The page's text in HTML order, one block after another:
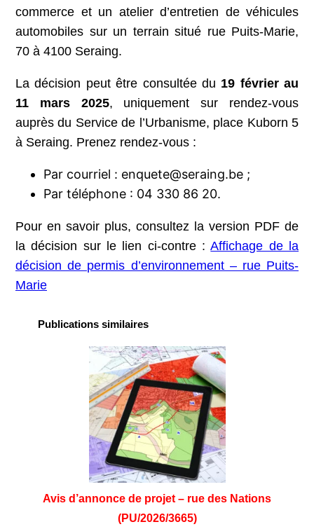
commerce et un atelier d’entretien de véhicules
automobiles sur un terrain situé rue Puits-Marie,
70 à 4100 Seraing.
La décision peut être consultée du 19 février au
11 mars 2025, uniquement sur rendez-vous
auprès du Service de l’Urbanisme, place Kuborn 5
à Seraing. Prenez rendez-vous :
Par courriel : enquete@seraing.be ;
Par téléphone : 04 330 86 20.
Pour en savoir plus, consultez la version PDF de
la décision sur le lien ci-contre :Affichage de la
décision de permis d’environnement – rue Puits-
Marie
Publications similaires
Avis d’annonce de projet – rue des Nations
(PU/2026/3665)